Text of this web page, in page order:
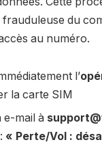
du
au numéro.
l’
la carte SIM
e-mail à
« Perte/Vol :